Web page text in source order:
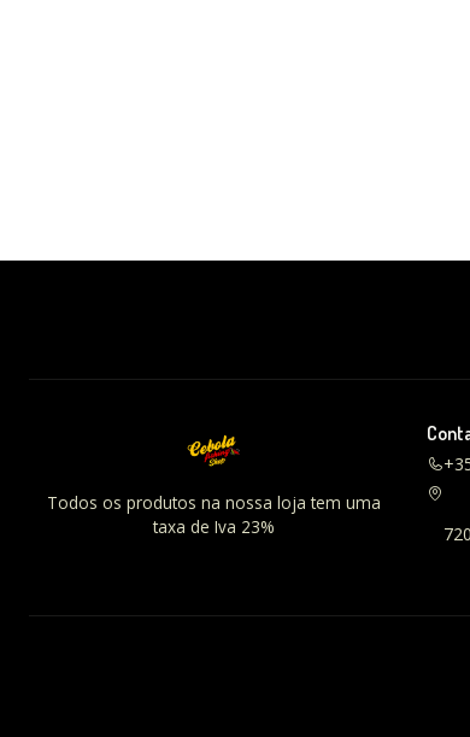
Todos os produtos na nossa loja tem uma
taxa de Iva 23%